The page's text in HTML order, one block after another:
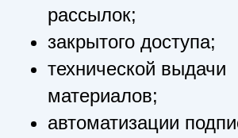
рассылок;
закрытого доступа;
технической выдачи
материалов;
автоматизации